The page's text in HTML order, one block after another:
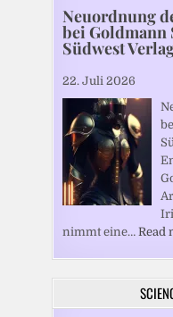
Neuordnung
bei Goldmann
Südwest
22. Juli 2026
nimmt eine… Read